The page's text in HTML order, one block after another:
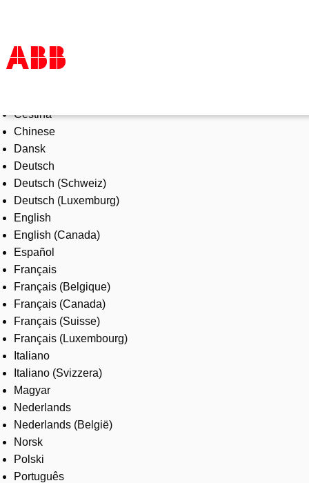
Products & Solutions
Industries
Services
About us
Where to buy
Contact us
Careers
Čeština
Chinese
Dansk
Deutsch
Deutsch (Schweiz)
Deutsch (Luxemburg)
English
English (Canada)
Español
Français
Français (Belgique)
Français (Canada)
Français (Suisse)
Français (Luxembourg)
Italiano
Italiano (Svizzera)
Magyar
Nederlands
Nederlands (België)
Norsk
Polski
Português